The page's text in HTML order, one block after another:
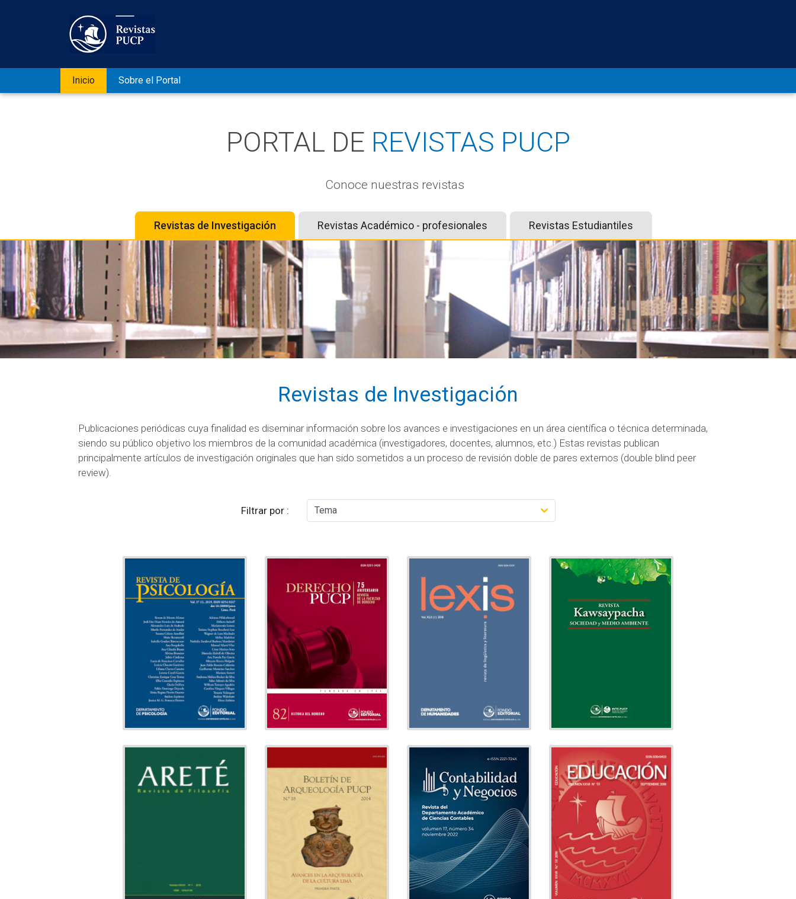
Inicio Sobre el Portal
PORTAL DE REVISTAS PUCP
Conoce nuestras revistas
Revistas de Investigación Revistas Académico - profesionales Revistas Estudiantiles
Revistas de Investigación
Publicaciones periódicas cuya finalidad es diseminar información sobre los avances e investigaciones en un área científica o técnica determinada,
siendo su público objetivo los miembros de la comunidad académica (investigadores, docentes, alumnos, etc.) Estas revistas publican
principalmente artículos de investigación originales que han sido sometidos a un proceso de revisión doble de pares externos (double blind peer
review).
Filtrar por :
PSICOLOGÍA
Tema:
Psicología
Editado por:
Departmento
de Psicología
Indexado
Tema:
Derecho
Editado por:
Indexado
Tema:
Lingüística
Editado por:
Departamento
de Humanidades
Indexado
KAWSAYPACHA:
SOCIEDAD Y MEDIO
AMBIENTE
Tema:
Medio Ambiente
Editado por:
Instituto de la
ARETÉ
Tema:
Filosofía
Editado por:
Departamento
ARQUEOLOGÍA PUCP
Tema:
Editado por:
Departamento
de Humanidades
Indexado
NEGOCIOS
Tema:
Administración,
Editado por:
Departamento
de Ciencias Contables
Indexado
EDUCACIÓN
Tema:
Educación
Editado por:
Departamento
de Educación
Indexado